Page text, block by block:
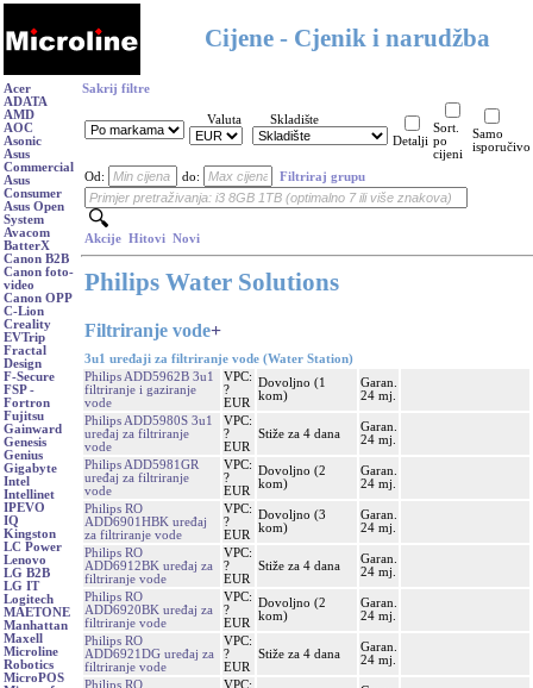
Cijene - Cjenik i narudžba
Acer
ADATA
AMD
AOC
Asonic
Asus
Commercial
Asus
Consumer
Asus Open
System
Avacom
BatterX
Canon B2B
Canon foto-
video
Canon OPP
C-Lion
Creality
EVTrip
Fractal
Design
F-Secure
FSP -
Fortron
Fujitsu
Gainward
Genesis
Genius
Gigabyte
Intel
Intellinet
IPEVO
IQ
Kingston
LC Power
Lenovo
LG B2B
LG IT
Logitech
MAETONE
Manhattan
Maxell
Microline
Robotics
MicroPOS
Sakrij filtre
Valuta
Skladište
Detalji
Sort.
po
cijeni
Samo
isporučivo
Od: do: Filtriraj grupu
Akcije Hitovi Novi
Philips Water Solutions
Filtriranje vode+
3u1 uređaji za filtriranje vode (Water Station)
Philips ADD5962B 3u1
filtriranje i gaziranje
vode
VPC:
?
EUR
Dovoljno (1
kom)
Garan.
24 mj.
Philips ADD5980S 3u1
uređaj za filtriranje
vode
VPC:
?
EUR
Stiže za 4 dana
Garan.
24 mj.
Philips ADD5981GR
uređaj za filtriranje
vode
VPC:
?
EUR
Dovoljno (2
kom)
Garan.
24 mj.
Philips RO
ADD6901HBK uređaj
za filtriranje vode
VPC:
?
EUR
Dovoljno (3
kom)
Garan.
24 mj.
Philips RO
ADD6912BK uređaj za
filtriranje vode
VPC:
?
EUR
Stiže za 4 dana
Garan.
24 mj.
Philips RO
ADD6920BK uređaj za
filtriranje vode
VPC:
?
EUR
Dovoljno (2
kom)
Garan.
24 mj.
Philips RO
ADD6921DG uređaj za
filtriranje vode
VPC:
?
EUR
Stiže za 4 dana
Garan.
24 mj.
Philips RO
VPC: